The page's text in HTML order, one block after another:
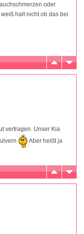
oder
halt nicht ob das bei
vertragen. Unser Kia
Aber heißt ja